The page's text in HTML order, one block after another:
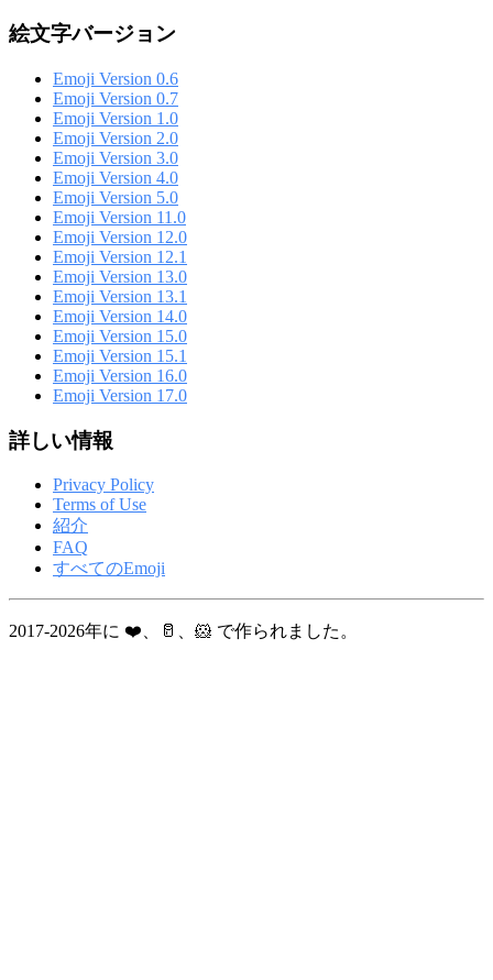
絵文字バージョン
Emoji Version 0.6
Emoji Version 0.7
Emoji Version 1.0
Emoji Version 2.0
Emoji Version 3.0
Emoji Version 4.0
Emoji Version 5.0
Emoji Version 11.0
Emoji Version 12.0
Emoji Version 12.1
Emoji Version 13.0
Emoji Version 13.1
Emoji Version 14.0
Emoji Version 15.0
Emoji Version 15.1
Emoji Version 16.0
Emoji Version 17.0
詳しい情報
Privacy Policy
Terms of Use
紹介
FAQ
すべてのEmoji
2017-2026年に ❤️、🥛、🐹 で作られました。